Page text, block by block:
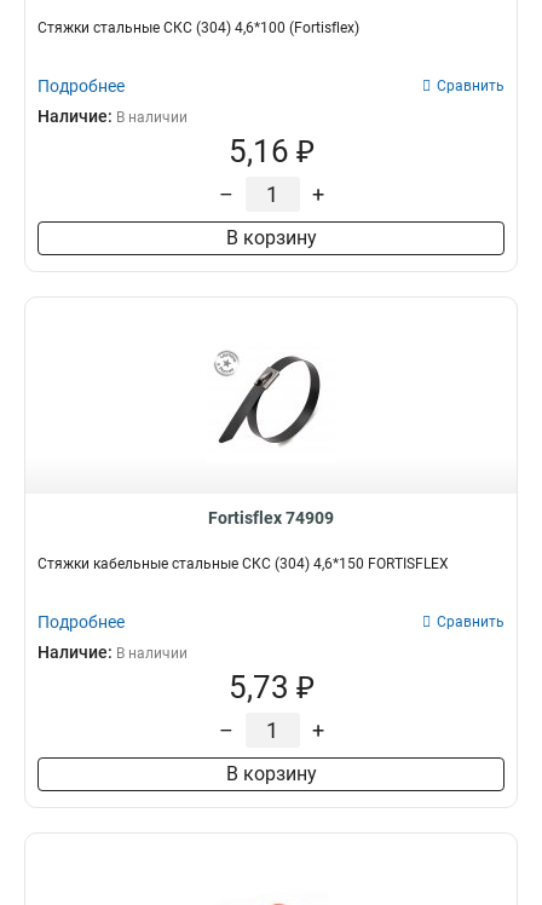
Стяжки стальные СКС (304) 4,6*100 (Fortisflex)
Подробнее Сравнить
Наличие: В наличии
5,16 ₽
– +
В корзину
Fortisflex 74909
Стяжки кабельные стальные СКС (304) 4,6*150 FORTISFLEX
Подробнее Сравнить
Наличие: В наличии
5,73 ₽
– +
В корзину